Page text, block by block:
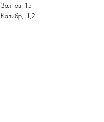
Залпов: 15
Калибр,: 1,2